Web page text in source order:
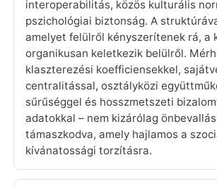
interoperabilitás, közös kulturális
pszichológiai biztonság. A
amelyet felülről kényszerítenek rá, a
organikusan keletkezik belülről.
klaszterezési koefficiensekkel,
centralitással, osztályközi
sűrűséggel és hosszmetszeti
adatokkal – nem kizárólag
támaszkodva, amely hajlamos a
kívánatossági torzításra.